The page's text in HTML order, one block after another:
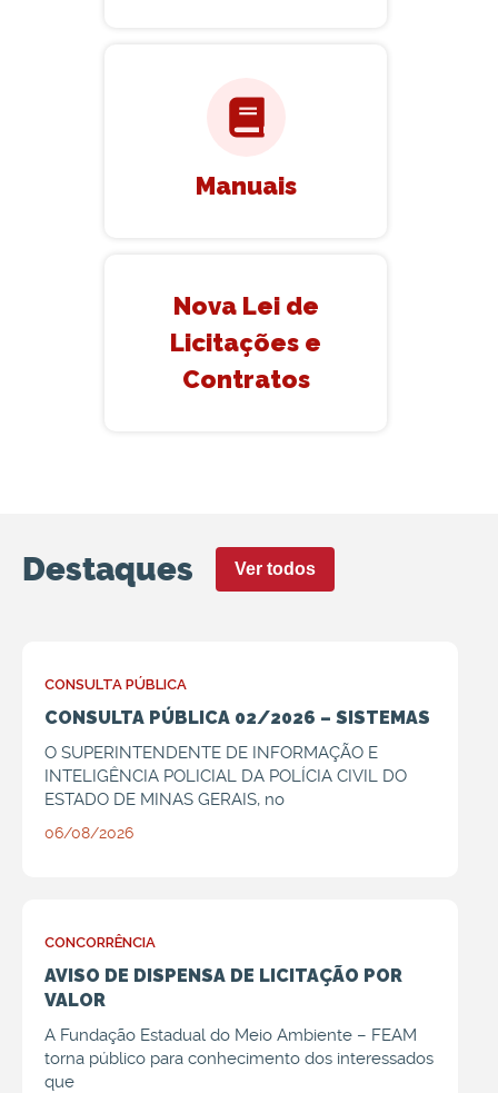
Manuais
Nova Lei de
Licitações e
Contratos
Destaques Ver todos
CONSULTA PÚBLICA
CONSULTA PÚBLICA 02/2026 – SISTEMAS
O SUPERINTENDENTE DE INFORMAÇÃO E
INTELIGÊNCIA POLICIAL DA POLÍCIA CIVIL DO
ESTADO DE MINAS GERAIS, no
06/08/2026
CONCORRÊNCIA
AVISO DE DISPENSA DE LICITAÇÃO POR
VALOR
A Fundação Estadual do Meio Ambiente – FEAM
torna público para conhecimento dos interessados
que